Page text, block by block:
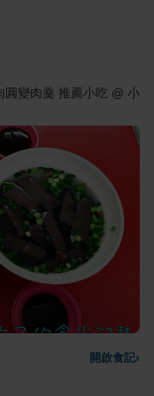
圓變肉羹 推薦小吃 @ 小
開啟食記›